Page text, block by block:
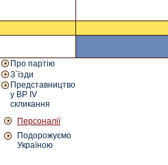
Про партію
З`їзди
Представництво
у ВР IV
скликання
Персоналії
Подорожуємо
Україною